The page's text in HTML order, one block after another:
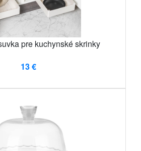
pre kuchynské skrinky
13 €